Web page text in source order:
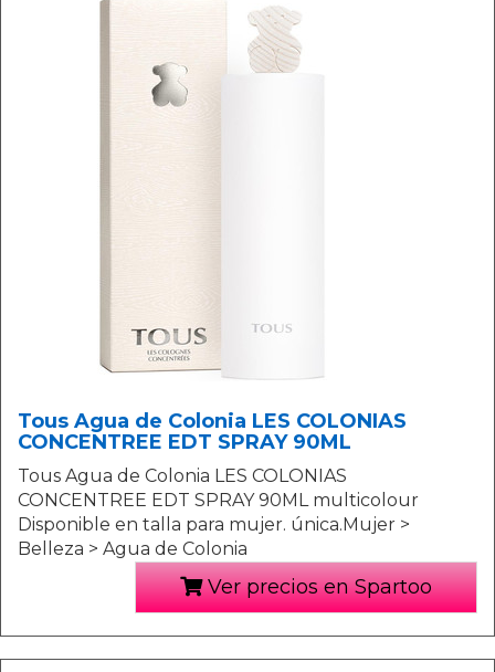
Tous Agua de Colonia LES COLONIAS
CONCENTREE EDT SPRAY 90ML
Tous Agua de Colonia LES COLONIAS
CONCENTREE EDT SPRAY 90ML multicolour
Disponible en talla para mujer. única.Mujer >
Belleza > Agua de Colonia
Ver precios en Spartoo